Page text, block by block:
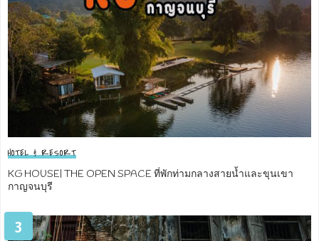
HOTEL & RESORT
KG HOUSE| THE OPEN SPACE ที่พักท่ามกลางสายน้ำและขุนเขา
กาญจนบุรี
3